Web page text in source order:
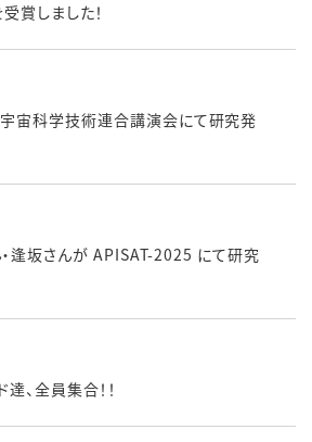
賞しました！
宙科学技術連合講演会にて研究発
逢坂さんが APISAT-2025 にて研究
、全員集合！！